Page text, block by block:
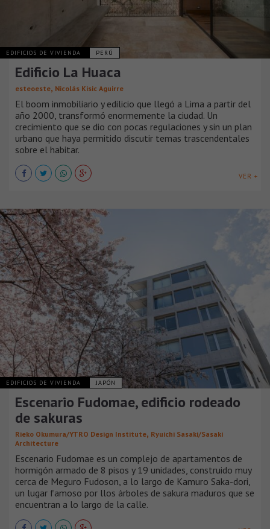
EDIFICIOS DE VIVIENDA PERÚ
Edificio La Huaca
esteoeste, Nicolás Kisic Aguirre
El boom inmobiliario y edilicio que llegó a Lima a partir del
año 2000, transformó enormemente la ciudad. Un
crecimiento que se dio con pocas regulaciones y sin un plan
urbano que haya permitido discutir temas trascendentales
sobre el habitar.
VER +
EDIFICIOS DE VIVIENDA JAPÓN
Escenario Fudomae, edificio rodeado
de sakuras
Rieko Okumura/YTRO Design Institute, Ryuichi Sasaki/Sasaki
Architecture
Escenario Fudomae es un complejo de apartamentos de
hormigón armado de 8 pisos y 19 unidades, construido muy
cerca de Meguro Fudoson, a lo largo de Kamuro Saka-dori,
un lugar famoso por llos árboles de sakura maduros que se
encuentran a lo largo de la calle.